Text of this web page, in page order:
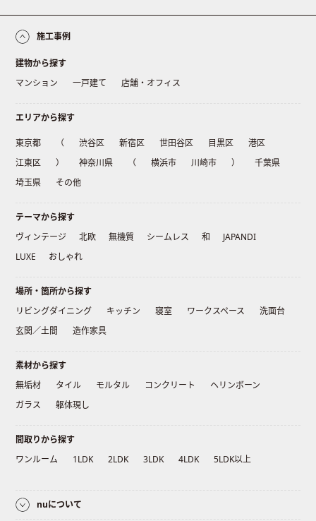
施工事例
建物から探す
マンション
一戸建て 店舗・オフィス
エリアから探す
東京都 （ 渋谷区 新宿区 世田谷区 目黒区
港区
江東区
） 神奈川県 （ 横浜市 川崎市 ）
千葉県
埼玉県
その他
テーマから探す
ヴィンテージ
北欧 無機質 シームレス 和
JAPANDI
LUXE
おしゃれ
場所・箇所から探す
リビングダイニング
キッチン 寝室 ワークスペース
洗面台
玄関／土間
造作家具
素材から探す
無垢材
タイル モルタル コンクリート
ヘリンボーン
ガラス
躯体現し
間取りから探す
ワンルーム
1LDK 2LDK 3LDK 4LDK 5LDK以上
nuについて